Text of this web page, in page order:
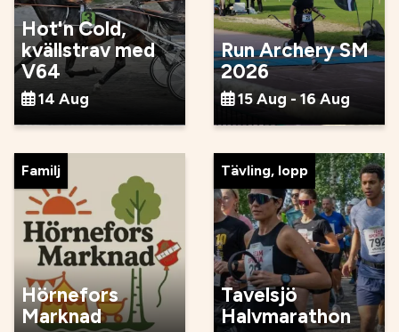
Hot'n Cold,
kvällstrav med
V64
14 Aug
Run Archery SM
2026
15 Aug - 16 Aug
Familj
Hörnefors
Marknad
Tävling, lopp
Tavelsjö
Halvmarathon